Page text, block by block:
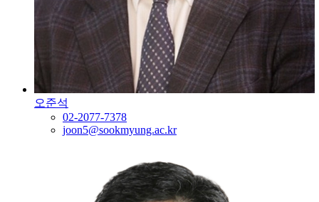
오준석
02-2077-7378
joon5@sookmyung.ac.kr